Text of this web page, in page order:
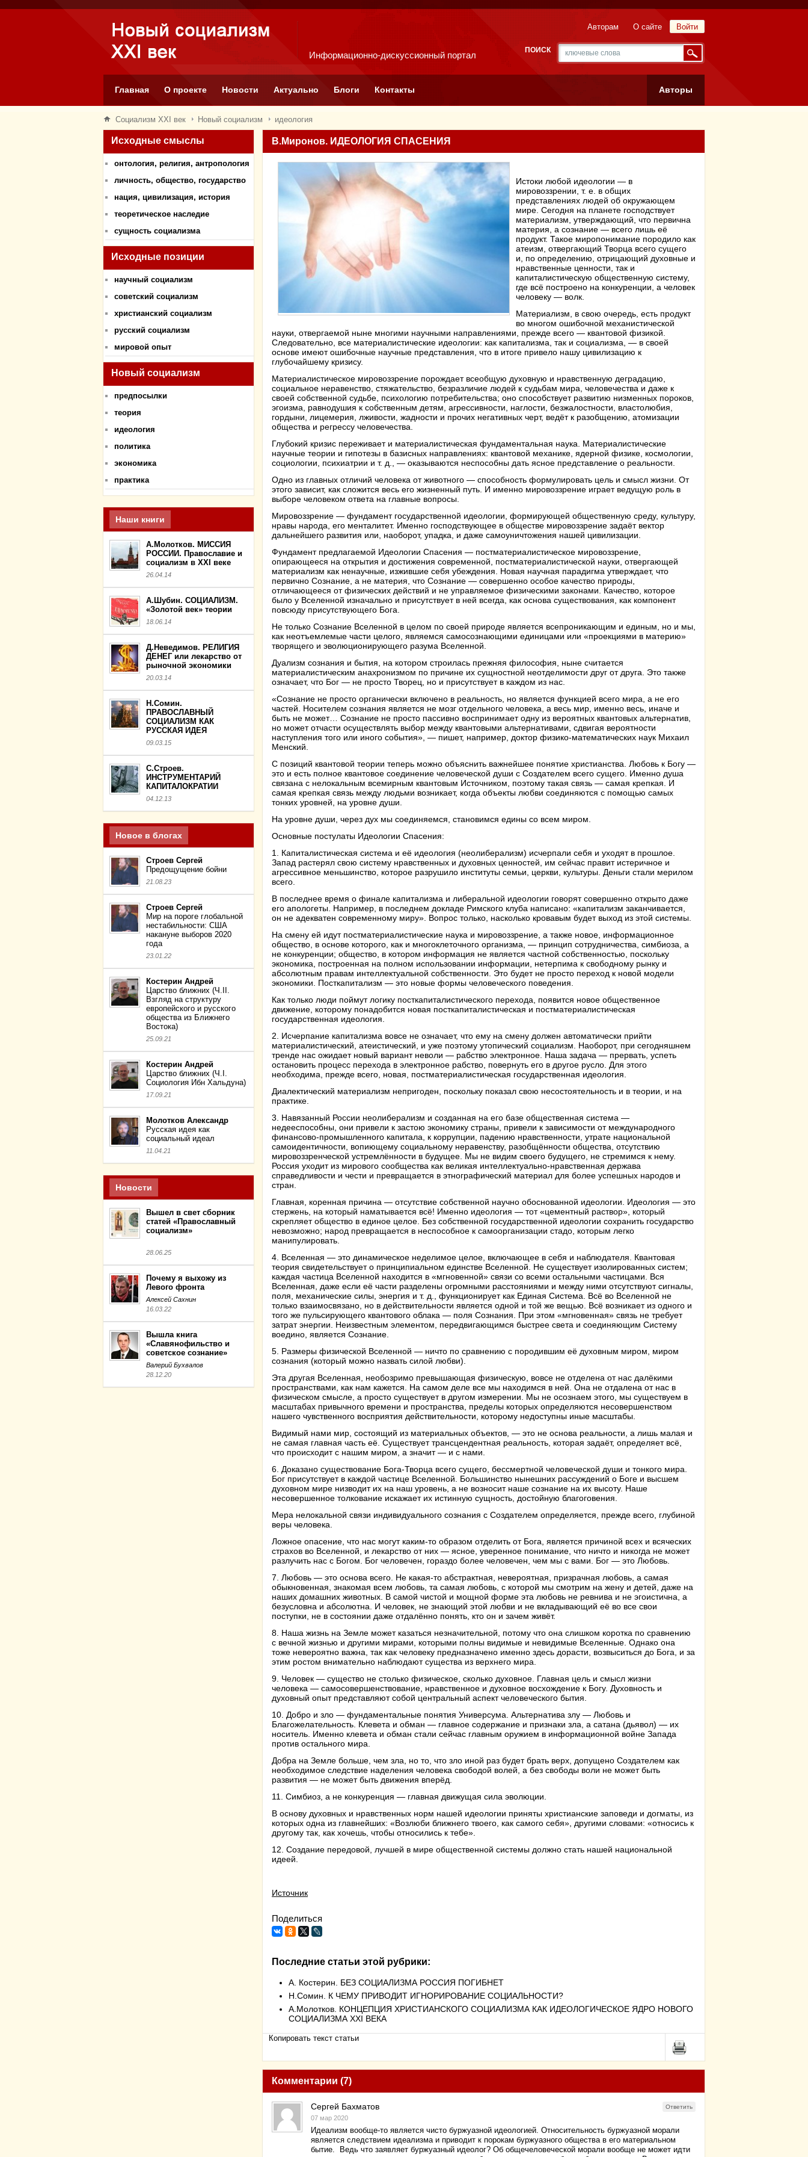
Информационно-дискуссионный портал
Войти
Авторам О сайте
ПОИСК
Главная О проекте Новости Актуально Блоги Контакты Авторы
Социализм XXI век Новый социализм идеология
Исходные смыслы
онтология, религия, антропология
личность, общество, государство
нация, цивилизация, история
теоретическое наследие
сущность социализма
Исходные позиции
научный социализм
советский социализм
христианский социализм
русский социализм
мировой опыт
Новый социализм
предпосылки
теория
идеология
политика
экономика
практика
Наши книги
А.Молотков. МИССИЯ
РОССИИ. Православие и
социализм в XXI веке
26.04.14
А.Шубин. СОЦИАЛИЗМ.
«Золотой век» теории
18.06.14
Д.Неведимов. РЕЛИГИЯ
ДЕНЕГ или лекарство от
рыночной экономики
20.03.14
Н.Сомин.
ПРАВОСЛАВНЫЙ
СОЦИАЛИЗМ КАК
РУССКАЯ ИДЕЯ
09.03.15
С.Строев.
ИНСТРУМЕНТАРИЙ
КАПИТАЛОКРАТИИ
04.12.13
Новое в блогах
Строев Сергей
Предощущение бойни
21.08.23
Строев Сергей
Мир на пороге глобальной
нестабильности: США
накануне выборов 2020
года
23.01.22
Костерин Андрей
Царство ближних (Ч.II.
Взгляд на структуру
европейского и русского
общества из Ближнего
Востока)
25.09.21
Костерин Андрей
Царство ближних (Ч.I.
Социология Ибн Хальдуна)
17.09.21
Молотков Александр
Русская идея как
социальный идеал
11.04.21
Новости
Вышел в свет сборник
статей «Православный
социализм»
28.06.25
Почему я выхожу из
Левого фронта
Алексей Сахнин
16.03.22
Вышла книга
«Славянофильство и
советское сознание»
Валерий Бухвалов
28.12.20
В.Миронов. ИДЕОЛОГИЯ СПАСЕНИЯ
Истоки любой идеологии — в
мировоззрении, т. е. в общих
представлениях людей об окружающем
мире. Сегодня на планете господствует
материализм, утверждающий, что первична
материя, а сознание — всего лишь её
продукт. Такое миропонимание породило как
атеизм, отвергающий Творца всего сущего
и, по определению, отрицающий духовные и
нравственные ценности, так и
капиталистическую общественную систему,
где всё построено на конкуренции, а человек
человеку — волк.
Материализм, в свою очередь, есть продукт
во многом ошибочной механистической
науки, отвергаемой ныне многими научными направлениями, прежде всего — квантовой физикой.
Следовательно, все материалистические идеологии: как капитализма, так и социализма, — в своей
основе имеют ошибочные научные представления, что в итоге привело нашу цивилизацию к
глубочайшему кризису.
Материалистическое мировоззрение порождает всеобщую духовную и нравственную деградацию,
социальное неравенство, стяжательство, безразличие людей к судьбам мира, человечества и даже к
своей собственной судьбе, психологию потребительства; оно способствует развитию низменных пороков,
эгоизма, равнодушия к собственным детям, агрессивности, наглости, безжалостности, властолюбия,
гордыни, лицемерия, лживости, жадности и прочих негативных черт, ведёт к разобщению, атомизации
общества и регрессу человечества.
Глубокий кризис переживает и материалистическая фундаментальная наука. Материалистические
научные теории и гипотезы в базисных направлениях: квантовой механике, ядерной физике, космологии,
социологии, психиатрии и т. д., — оказываются неспособны дать ясное представление о реальности.
Одно из главных отличий человека от животного — способность формулировать цель и смысл жизни. От
этого зависит, как сложится весь его жизненный путь. И именно мировоззрение играет ведущую роль в
выборе человеком ответа на главные вопросы.
Мировоззрение — фундамент государственной идеологии, формирующей общественную среду, культуру,
нравы народа, его менталитет. Именно господствующее в обществе мировоззрение задаёт вектор
дальнейшего развития или, наоборот, упадка, и даже самоуничтожения нашей цивилизации.
Фундамент предлагаемой Идеологии Спасения — постматериалистическое мировоззрение,
опирающееся на открытия и достижения современной, постматериалистической науки, отвергающей
материализм как ненаучные, изжившие себя убеждения. Новая научная парадигма утверждает, что
первично Сознание, а не материя, что Сознание — совершенно особое качество природы,
отличающееся от физических действий и не управляемое физическими законами. Качество, которое
было у Вселенной изначально и присутствует в ней всегда, как основа существования, как компонент
повсюду присутствующего Бога.
Не только Сознание Вселенной в целом по своей природе является всепроникающим и единым, но и мы,
как неотъемлемые части целого, являемся самосознающими единицами или «проекциями в материю»
творящего и эволюционирующего разума Вселенной.
Дуализм сознания и бытия, на котором строилась прежняя философия, ныне считается
материалистическим анахронизмом по причине их сущностной неотделимости друг от друга. Это также
означает, что Бог — не просто Творец, но и присутствует в каждом из нас.
«Сознание не просто органически включено в реальность, но является функцией всего мира, а не его
частей. Носителем сознания является не мозг отдельного человека, а весь мир, именно весь, иначе и
быть не может… Сознание не просто пассивно воспринимает одну из вероятных квантовых альтернатив,
но может отчасти осуществлять выбор между квантовыми альтернативами, сдвигая вероятности
наступления того или иного события», — пишет, например, доктор физико-математических наук Михаил
Менский.
С позиций квантовой теории теперь можно объяснить важнейшее понятие христианства. Любовь к Богу —
это и есть полное квантовое соединение человеческой души с Создателем всего сущего. Именно душа
связана с нелокальным всемирным квантовым Источником, поэтому такая связь — самая крепкая. И
самая крепкая связь между людьми возникает, когда объекты любви соединяются с помощью самых
тонких уровней, на уровне души.
На уровне души, через дух мы соединяемся, становимся едины со всем миром.
Основные постулаты Идеологии Спасения:
1. Капиталистическая система и её идеология (неолиберализм) исчерпали себя и уходят в прошлое.
Запад растерял свою систему нравственных и духовных ценностей, им сейчас правит истеричное и
агрессивное меньшинство, которое разрушило институты семьи, церкви, культуры. Деньги стали мерилом
всего.
В последнее время о финале капитализма и либеральной идеологии говорят совершенно открыто даже
его апологеты. Например, в последнем докладе Римского клуба написано: «капитализм заканчивается,
он не адекватен современному миру». Вопрос только, насколько кровавым будет выход из этой системы.
На смену ей идут постматериалистические наука и мировоззрение, а также новое, информационное
общество, в основе которого, как и многоклеточного организма, — принцип сотрудничества, симбиоза, а
не конкуренции; общество, в котором информация не является частной собственностью, поскольку
экономика, построенная на полном использовании информации, нетерпима к свободному рынку и
абсолютным правам интеллектуальной собственности. Это будет не просто переход к новой модели
экономики. Посткапитализм — это новые формы человеческого поведения.
Как только люди поймут логику посткапиталистического перехода, появится новое общественное
движение, которому понадобится новая посткапиталистическая и постматериалистическая
государственная идеология.
2. Исчерпание капитализма вовсе не означает, что ему на смену должен автоматически прийти
материалистический, атеистический, и уже поэтому утопический социализм. Наоборот, при сегодняшнем
тренде нас ожидает новый вариант неволи — рабство электронное. Наша задача — прервать, успеть
остановить процесс перехода в электронное рабство, повернуть его в другое русло. Для этого
необходима, прежде всего, новая, постматериалистическая государственная идеология.
Диалектический материализм непригоден, поскольку показал свою несостоятельность и в теории, и на
практике.
3. Навязанный России неолиберализм и созданная на его базе общественная система —
недееспособны, они привели к застою экономику страны, привели к зависимости от международного
финансово-промышленного капитала, к коррупции, падению нравственности, утрате национальной
самоидентичности, вопиющему социальному неравенству, разобщённости общества, отсутствию
мировоззренческой устремлённости в будущее. Мы не видим своего будущего, не стремимся к нему.
Россия уходит из мирового сообщества как великая интеллектуально-нравственная держава
справедливости и чести и превращается в этнографический материал для более успешных народов и
стран.
Главная, коренная причина — отсутствие собственной научно обоснованной идеологии. Идеология — это
стержень, на который наматывается всё! Именно идеология — тот «цементный раствор», который
скрепляет общество в единое целое. Без собственной государственной идеологии сохранить государство
невозможно; народ превращается в неспособное к самоорганизации стадо, которым легко
манипулировать.
4. Вселенная — это динамическое неделимое целое, включающее в себя и наблюдателя. Квантовая
теория свидетельствует о принципиальном единстве Вселенной. Не существует изолированных систем;
каждая частица Вселенной находится в «мгновенной» связи со всеми остальными частицами. Вся
Вселенная, даже если её части разделены огромными расстояниями и между ними отсутствуют сигналы,
поля, механические силы, энергия и т. д., функционирует как Единая Система. Всё во Вселенной не
только взаимосвязано, но в действительности является одной и той же вещью. Всё возникает из одного и
того же пульсирующего квантового облака — поля Сознания. При этом «мгновенная» связь не требует
затрат энергии. Неизвестным элементом, передвигающимся быстрее света и соединяющим Систему
воедино, является Сознание.
5. Размеры физической Вселенной — ничто по сравнению с породившим её духовным миром, миром
сознания (который можно назвать силой любви).
Эта другая Вселенная, необозримо превышающая физическую, вовсе не отделена от нас далёкими
пространствами, как нам кажется. На самом деле все мы находимся в ней. Она не отдалена от нас в
физическом смысле, а просто существует в другом измерении. Мы не осознаем этого, мы существуем в
масштабах привычного времени и пространства, пределы которых определяются несовершенством
нашего чувственного восприятия действительности, которому недоступны иные масштабы.
Видимый нами мир, состоящий из материальных объектов, — это не основа реальности, а лишь малая и
не самая главная часть её. Существует трансцендентная реальность, которая задаёт, определяет всё,
что происходит с нашим миром, а значит — и с нами.
6. Доказано существование Бога-Творца всего сущего, бессмертной человеческой души и тонкого мира.
Бог присутствует в каждой частице Вселенной. Большинство нынешних рассуждений о Боге и высшем
духовном мире низводит их на наш уровень, а не возносит наше сознание на их высоту. Наше
несовершенное толкование искажает их истинную сущность, достойную благоговения.
Мера нелокальной связи индивидуального сознания с Создателем определяется, прежде всего, глубиной
веры человека.
Ложное опасение, что нас могут каким-то образом отделить от Бога, является причиной всех и всяческих
страхов во Вселенной, и лекарство от них — ясное, уверенное понимание, что ничто и никогда не может
разлучить нас с Богом. Бог человечен, гораздо более человечен, чем мы с вами. Бог — это Любовь.
7. Любовь — это основа всего. Не какая-то абстрактная, невероятная, призрачная любовь, а самая
обыкновенная, знакомая всем любовь, та самая любовь, с которой мы смотрим на жену и детей, даже на
наших домашних животных. В самой чистой и мощной форме эта любовь не ревнива и не эгоистична, а
безусловна и абсолютна. И человек, не знающий этой любви и не вкладывающий её во все свои
поступки, не в состоянии даже отдалённо понять, кто он и зачем живёт.
8. Наша жизнь на Земле может казаться незначительной, потому что она слишком коротка по сравнению
с вечной жизнью и другими мирами, которыми полны видимые и невидимые Вселенные. Однако она
тоже невероятно важна, так как человеку предназначено именно здесь дорасти, возвыситься до Бога, и за
этим ростом внимательно наблюдают существа из верхнего мира.
9. Человек — существо не столько физическое, сколько духовное. Главная цель и смысл жизни
человека — самосовершенствование, нравственное и духовное восхождение к Богу. Духовность и
духовный опыт представляют собой центральный аспект человеческого бытия.
10. Добро и зло — фундаментальные понятия Универсума. Альтернатива злу — Любовь и
Благожелательность. Клевета и обман — главное содержание и признаки зла, а сатана (дьявол) — их
носитель. Именно клевета и обман стали сейчас главным оружием в информационной войне Запада
против остального мира.
Добра на Земле больше, чем зла, но то, что зло иной раз будет брать верх, допущено Создателем как
необходимое следствие наделения человека свободой волей, а без свободы воли не может быть
развития — не может быть движения вперёд.
11. Симбиоз, а не конкуренция — главная движущая сила эволюции.
В основу духовных и нравственных норм нашей идеологии приняты христианские заповеди и догматы, из
которых одна из главнейших: «Возлюби ближнего твоего, как самого себя», другими словами: «относись к
другому так, как хочешь, чтобы относились к тебе».
12. Создание передовой, лучшей в мире общественной системы должно стать нашей национальной
идеей.
Источник
Поделиться
Последние статьи этой рубрики:
А. Костерин. БЕЗ СОЦИАЛИЗМА РОССИЯ ПОГИБНЕТ
Н.Сомин. К ЧЕМУ ПРИВОДИТ ИГНОРИРОВАНИЕ СОЦИАЛЬНОСТИ?
А.Молотков. КОНЦЕПЦИЯ ХРИСТИАНСКОГО СОЦИАЛИЗМА КАК ИДЕОЛОГИЧЕСКОЕ ЯДРО НОВОГО
СОЦИАЛИЗМА XXI ВЕКА
Копировать текст статьи
Комментарии (7)
Сергей Бахматов
07 мар 2020
Ответить
Идеализм вообще-то является чисто буржуазной идеологией. Относительность буржуазной морали
является следствием идеализма и приводит к порокам буржуазного общества в его материальном
бытие. Ведь что заявляет буржуазный идеолог? Об общечеловеческой морали вообще не может идти